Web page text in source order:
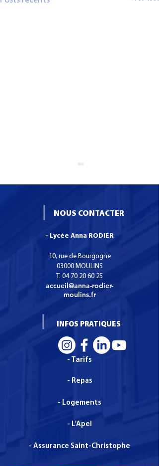
Certificat de
Spécialisation Services
Numériques aux
organisations.
NOUS CONTACTER
- Lycée Anna RODIER
10, rue de Bourgogne
03000 MOULINS
T. 04 70 20 60 25
accueil@anna-rodier-
moulins.fr
INFOS PRATIQUES
- Tarifs
- Repas
- Logements
- L'Apel
- Assurance Saint-Christophe